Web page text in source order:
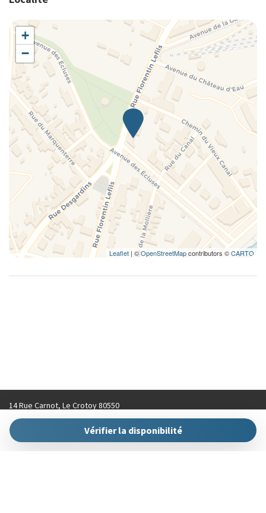
+
−
Leaflet | ©OpenStreetMapcontributors ©CARTO
Vérifier la disponibilité
14 Rue Carnot, Le Crotoy 80550
contact@hellokeys.fr
+33 (0)3 22 31 92 70